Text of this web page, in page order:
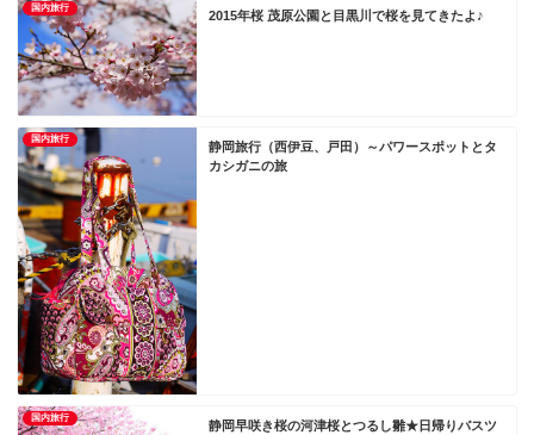
国内旅行
2015年桜 茂原公園と目黒川で桜を見てきたよ♪
国内旅行
静岡旅行（西伊豆、戸田）～パワースポットとタ
カシガニの旅
国内旅行
静岡早咲き桜の河津桜とつるし雛★日帰りバスツ